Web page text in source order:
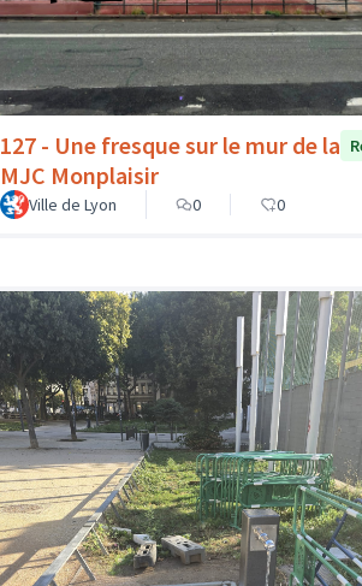
127 - Une fresque sur le mur de la
MJC Monplaisir
Ville de Lyon 0 0